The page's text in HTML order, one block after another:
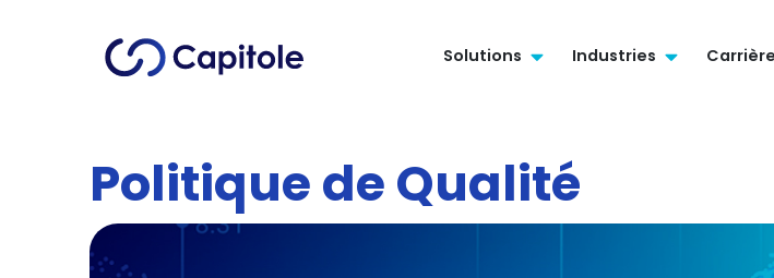
Solutions Industries
Politique de Qualité